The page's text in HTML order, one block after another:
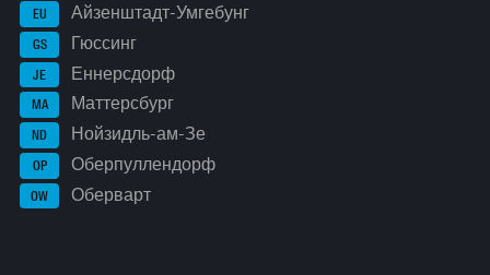
EU Айзенштадт-Умгебунг
GS Гюссинг
JE Еннерсдорф
MA Маттерсбург
ND Нойзидль-ам-Зе
OP Оберпуллендорф
OW Оберварт